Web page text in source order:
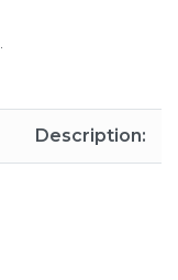
Description: